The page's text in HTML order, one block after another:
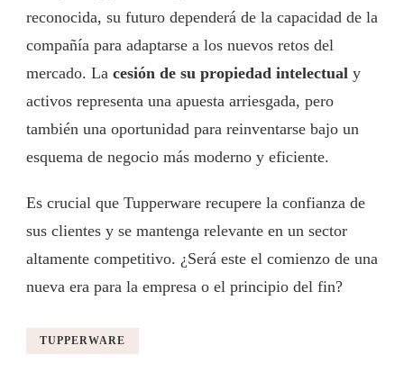
reconocida, su futuro dependerá de la capacidad de la
compañía para adaptarse a los nuevos retos del
mercado. La cesión de su propiedad intelectual y
activos representa una apuesta arriesgada, pero
también una oportunidad para reinventarse bajo un
esquema de negocio más moderno y eficiente.
Es crucial que Tupperware recupere la confianza de
sus clientes y se mantenga relevante en un sector
altamente competitivo. ¿Será este el comienzo de una
nueva era para la empresa o el principio del fin?
TUPPERWARE